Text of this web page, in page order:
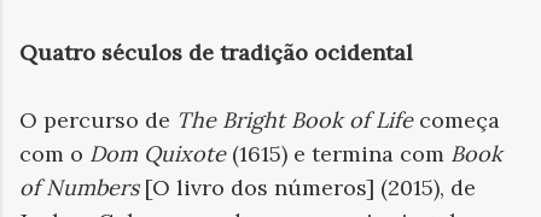
Quatro séculos de tradição ocidental
O percurso de The Bright Book of Lifecomeça
com o Dom Quixote(1615) e termina com Book
of Numbers[O livro dos números] (2015), de